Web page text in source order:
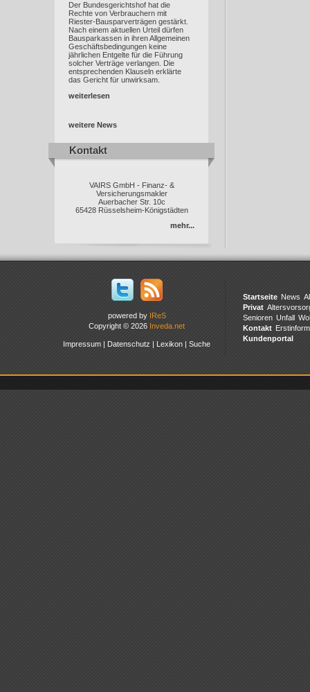
Der Bundesgerichtshof hat die
Rechte von Verbrauchern mit
Riester-Bausparverträgen gestärkt.
Nach einem aktuellen Urteil dürfen
Bausparkassen in ihren Allgemeinen
Geschäftsbedingungen keine
jährlichen Entgelte für die Führung
solcher Verträge verlangen. Die
entsprechenden Klauseln erklärte
das Gericht für unwirksam.
weiterlesen
weitere News
Kontakt
Kontakt
VAIRS GmbH - Finanz- &
Versicherungsmakler
Auerbacher Str. 10c
65428 Rüsselsheim-Königstädten
mehr...
powered by IReS
Copyright © 2026 Inveda.net
Impressum | Datenschutz | Lexikon | Suche
Startseite News
Privat
Senioren Unfall
Kontakt
Kundenportal